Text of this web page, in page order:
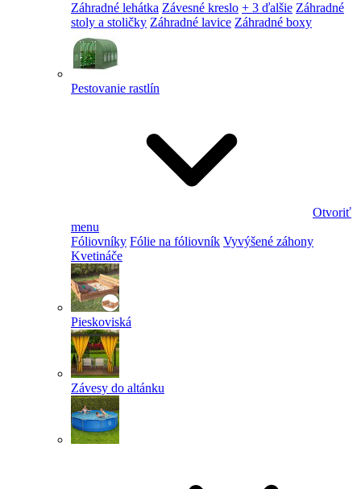
Záhradné lehátka Závesné kreslo + 3 ďalšie Záhradné
stoly a stoličky Záhradné lavice Záhradné boxy
Pestovanie rastlín
Otvoriť
menu
Fóliovníky Fólie na fóliovník Vyvýšené záhony
Kvetináče
Pieskoviská
Závesy do altánku